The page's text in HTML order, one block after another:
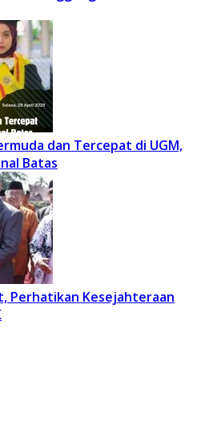
dan Tercepat di UGM,
Batas
Perhatikan Kesejahteraan